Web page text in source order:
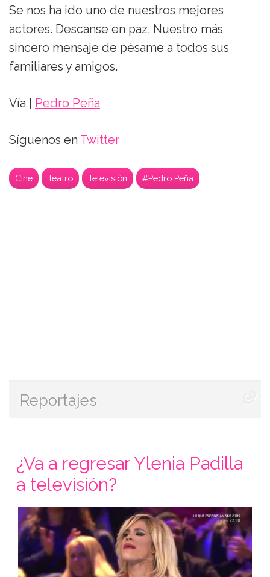
Se nos ha ido uno de nuestros mejores
actores. Descanse en paz. Nuestro más
sincero mensaje de pésame a todos sus
familiares y amigos.
Vía | Pedro Peña
Síguenos en Twitter
Cine Teatro Televisión #Pedro Peña
Reportajes
¿Va a regresar Ylenia Padilla
a televisión?